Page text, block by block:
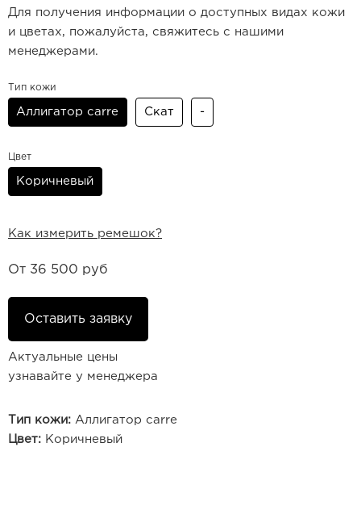
Для получения информации о доступных видах кожи
и цветах, пожалуйста, свяжитесь с нашими
менеджерами.
Тип кожи
Аллигатор carre Скат -
Цвет
Коричневый
Как измерить ремешок?
От 36 500 руб
Оставить заявку
Актуальные цены
узнавайте у менеджера
Тип кожи: Аллигатор carre
Цвет: Коричневый